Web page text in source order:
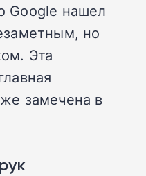
Google нашел
но
Эта
замечена в